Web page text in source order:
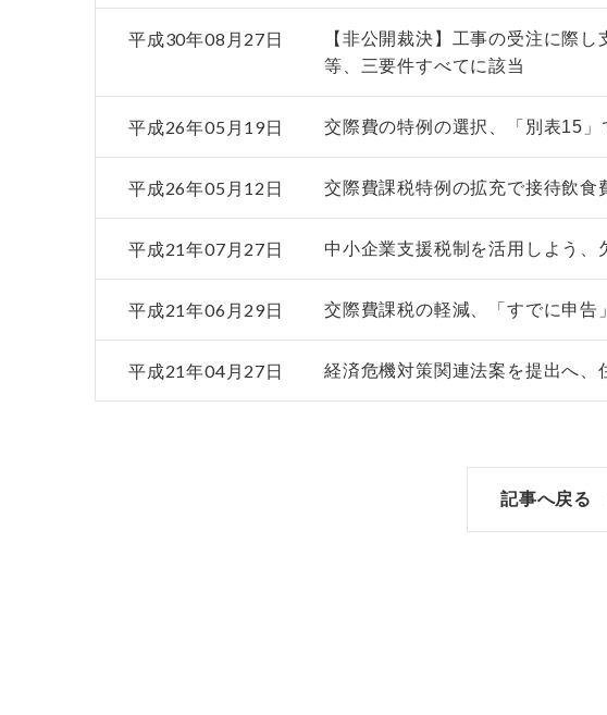
平成30年08月27日
【非公開裁決】工事の受注に際
等、三要件すべてに該当
平成26年05月19日 交際費の特例の選択、「別表15」
平成26年05月12日 交際費課税特例の拡充で接待飲食
平成21年07月27日 中小企業支援税制を活用しよう、
平成21年06月29日 交際費課税の軽減、「すでに申告
平成21年04月27日 経済危機対策関連法案を提出へ
記事へ戻る